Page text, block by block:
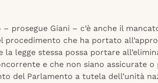
prosegue Giani – c’è anche il
procedimento che ha portato
legge stessa possa portare
e che non siano assicurate o
del Parlamento a tutela dell’unità